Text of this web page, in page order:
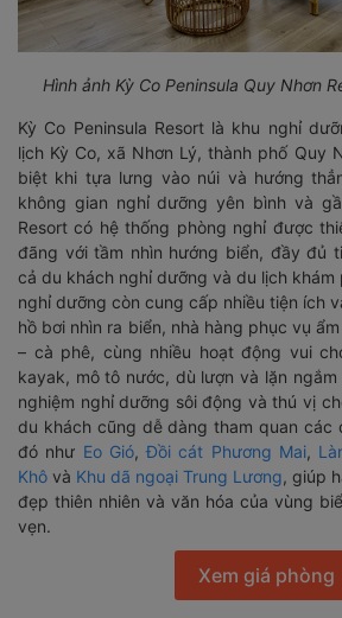
Hình ảnh Kỳ Co Peninsula Quy Nhơn
Kỳ Co Peninsula Resort là khu nghỉ
lịch Kỳ Co, xã Nhơn Lý, thành phố Quy
biệt khi tựa lưng vào núi và hướng
không gian nghỉ dưỡng yên bình và
Resort có hệ thống phòng nghỉ được
đãng với tầm nhìn hướng biển, đầy đủ
cả du khách nghỉ dưỡng và du lịch khám
nghỉ dưỡng còn cung cấp nhiều tiện ích
hồ bơi nhìn ra biển, nhà hàng phục vụ
– cà phê, cùng nhiều hoạt động vui
kayak, mô tô nước, dù lượn và lặn
nghiệm nghỉ dưỡng sôi động và thú vị
du khách cũng dễ dàng tham quan các
đó như Eo Gió,Đồi cát Phương Mai,
Khô và Khu dã ngoại Trung Lương, giúp
đẹp thiên nhiên và văn hóa của vùng
vẹn.
Xem giá phòng